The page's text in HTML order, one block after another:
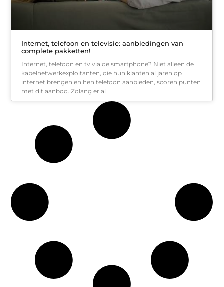
Internet, telefoon en televisie: aanbiedingen van
complete pakketten!
Internet, telefoon en tv via de smartphone? Niet alleen de
kabelnetwerkexploitanten, die hun klanten al jaren op
internet brengen en hen telefoon aanbieden, scoren punten
met dit aanbod. Zolang er al